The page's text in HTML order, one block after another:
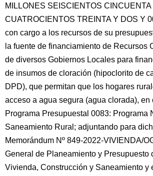
MILLONES SEISCIENTOS CINCUENTA
CUATROCIENTOS TREINTA Y DOS Y
con cargo a los recursos de su
la fuente de financiamiento de Recursos
de diversos Gobiernos Locales para
de insumos de cloración (hipoclorito de
DPD), que permitan que los hogares
acceso a agua segura (agua clorada), en
Programa Presupuestal 0083: Programa
Saneamiento Rural; adjuntando para
Memorándum Nº 849-2022-VIVIENDA/
General de Planeamiento y Presupuesto
Vivienda, Construcción y Saneamiento y